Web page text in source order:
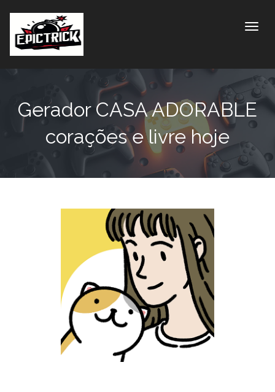
Gerador CASA ADORABLE
corações e livre hoje